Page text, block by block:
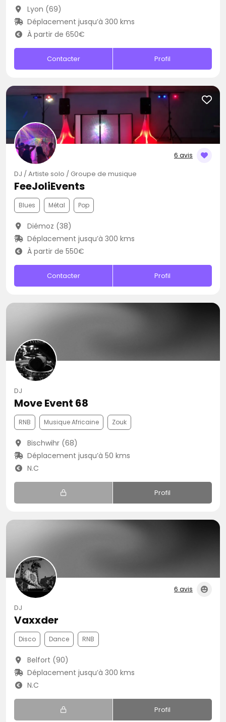
Lyon (69)
Déplacement jusqu’à 300 kms
À partir de 650€
Contacter Profil
6 avis
DJ / Artiste solo / Groupe de musique
FeeJoliEvents
Blues Métal Pop
Diémoz (38)
Déplacement jusqu’à 300 kms
À partir de 550€
Contacter Profil
DJ
Move Event 68
RNB Musique Africaine Zouk
Bischwihr (68)
Déplacement jusqu’à 50 kms
N.C
Profil
6 avis
DJ
Vaxxder
Disco Dance RNB
Belfort (90)
Déplacement jusqu’à 300 kms
N.C
Profil